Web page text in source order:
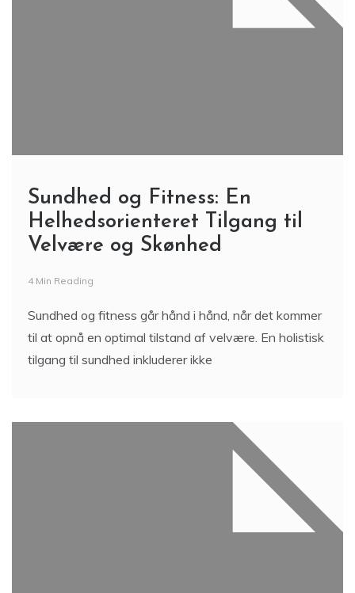
Sundhed og Fitness: En
Helhedsorienteret Tilgang til
Velvære og Skønhed
4 Min Reading
Sundhed og fitness går hånd i hånd, når det kommer
til at opnå en optimal tilstand af velvære. En holistisk
tilgang til sundhed inkluderer ikke